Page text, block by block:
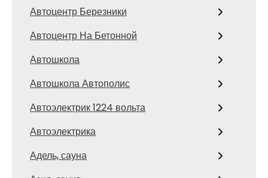
Автоцентр Березники
Автоцентр На Бетонной
Автошкола
Автошкола Автополис
Автоэлектрик 1224 вольта
Автоэлектрика
Адель, сауна